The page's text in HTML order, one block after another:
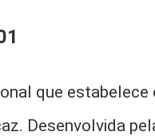
que
Desenvolvida